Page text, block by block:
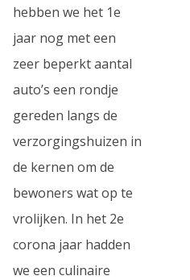
hebben we het 1e
jaar nog met een
zeer beperkt aantal
auto’s een rondje
gereden langs de
verzorgingshuizen in
de kernen om de
bewoners wat op te
vrolijken. In het 2e
corona jaar hadden
we een culinaire